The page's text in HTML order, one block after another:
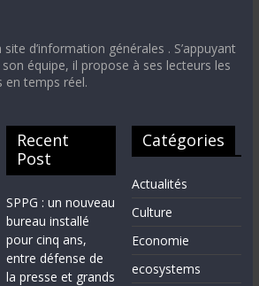
d’information générales . S’appuyant
équipe, il propose à ses lecteurs les
en temps réel.
Recent
Post
SPPG : un nouveau
bureau installé
pour cinq ans,
entre défense de
la presse et grands
Catégories
Actualités
Culture
Economie
ecosystems